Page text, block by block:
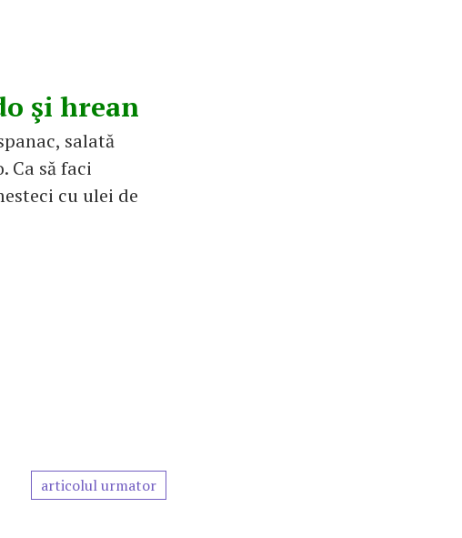
şi hrean
salată
Ca să faci
cu ulei de
articolul urmator